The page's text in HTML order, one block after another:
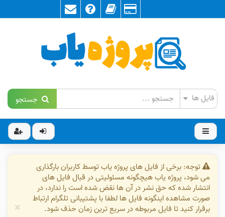
جستجو
توجه: برخی از فایل های پروژه یاب توسط کاربران بارگذاری
می شود، پروژه یاب هیچگونه مسئولیتی در قبال فایل های
انتشار شده که حق نشر در آن ها نقض شده است را ندارد، در
صورت مشاهده اینگونه فایل ها لطفا با پشتیبانی تلگرام ارتباط
برقرار کنید تا فایل مربوطه در سریع ترین زمان حذف شود.
×